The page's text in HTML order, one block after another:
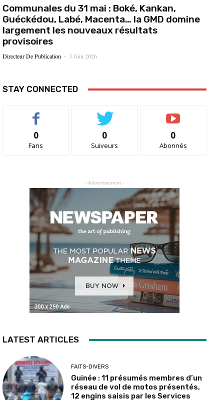
Communales du 31 mai : Boké, Kankan,
Guéckédou, Labé, Macenta… la GMD domine
largement les nouveaux résultats
provisoires
Directeur De Publication - 3 Juin 2026
STAY CONNECTED
0
Fans
0
Suiveurs
0
Abonnés
- Advertisement -
LATEST ARTICLES
FAITS-DIVERS
Guinée : 11 présumés membres d’un
réseau de vol de motos présentés,
12 engins saisis par les Services